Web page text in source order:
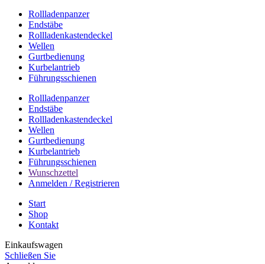
Rollladenpanzer
Endstäbe
Rollladenkastendeckel
Wellen
Gurtbedienung
Kurbelantrieb
Führungsschienen
Rollladenpanzer
Endstäbe
Rollladenkastendeckel
Wellen
Gurtbedienung
Kurbelantrieb
Führungsschienen
Wunschzettel
Anmelden / Registrieren
Start
Shop
Kontakt
Einkaufswagen
Schließen Sie